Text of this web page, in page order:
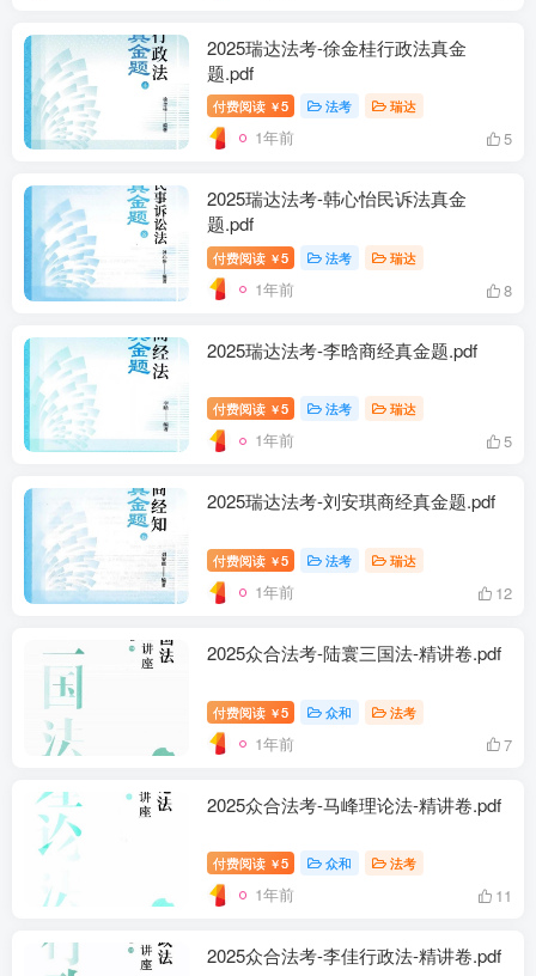
2025瑞达法考-徐金桂行政法真金
题.pdf
付费阅读 ￥5 法考 瑞达
1年前 5
2025瑞达法考-韩心怡民诉法真金
题.pdf
付费阅读 ￥5 法考 瑞达
1年前 8
2025瑞达法考-李晗商经真金题.pdf
付费阅读 ￥5 法考 瑞达
1年前 5
2025瑞达法考-刘安琪商经真金题.pdf
付费阅读 ￥5 法考 瑞达
1年前 12
2025众合法考-陆寰三国法-精讲卷.pdf
付费阅读 ￥5 众和 法考
1年前 7
2025众合法考-马峰理论法-精讲卷.pdf
付费阅读 ￥5 众和 法考
1年前 11
2025众合法考-李佳行政法-精讲卷.pdf